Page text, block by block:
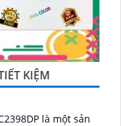
KIỆM
là một sản